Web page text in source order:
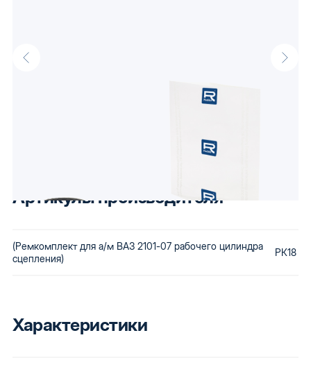
Ремкомплект для а/м ВАЗ 2101-07 рабочего цилиндра
доступными автокомпонентами. Низкая стоимость сохраняется
за счет использования бюджетного сырья и вторичной
переработки бракованной продукции. Купив автозапчасти Raddo,
Артикулы производителя
(Ремкомплект для а/м ВАЗ 2101-07 рабочего цилиндра
сцепления)
РК18
Характеристики